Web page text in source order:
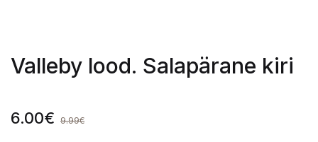
Valleby lood. Salapärane kiri
6.00€ 9.99€